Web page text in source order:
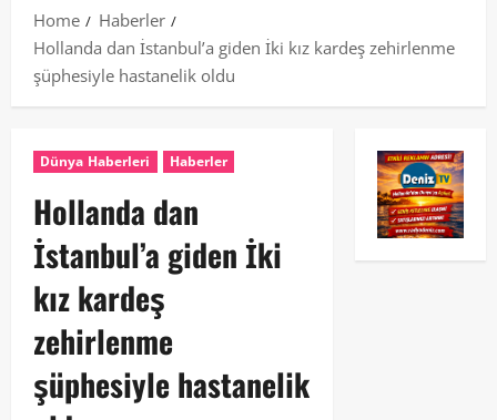
Home
Haberler
Hollanda dan İstanbul’a giden İki kız kardeş zehirlenme
şüphesiyle hastanelik oldu
Dünya Haberleri Haberler
Hollanda dan
İstanbul’a giden İki
kız kardeş
zehirlenme
şüphesiyle hastanelik